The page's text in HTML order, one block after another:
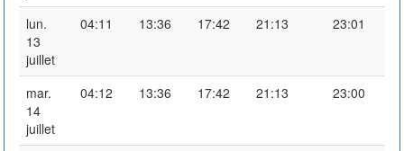
lun.
13
juillet
04:11 13:36 17:42 21:13 23:01
mar.
14
juillet
04:12 13:36 17:42 21:13 23:00